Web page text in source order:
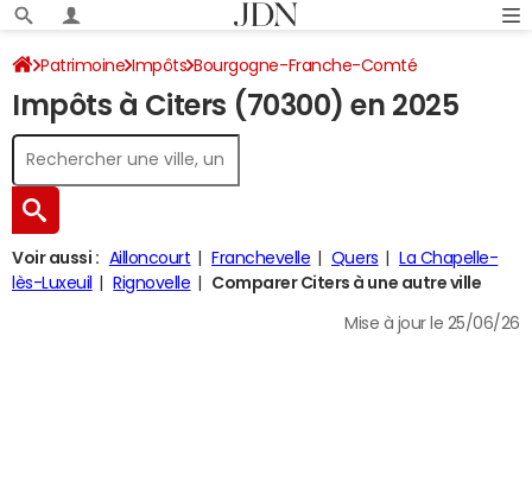
Patrimoine Impôts Bourgogne-Franche-Comté
Haute-Saône Citers Impôt sur le revenu
Impôts à Citers (70300) en 2025
Voir aussi : Ailloncourt Franchevelle Quers
La Chapelle-
lès-Luxeuil
Rignovelle Comparer Citers à une autre ville
Mise à jour le 25/06/26